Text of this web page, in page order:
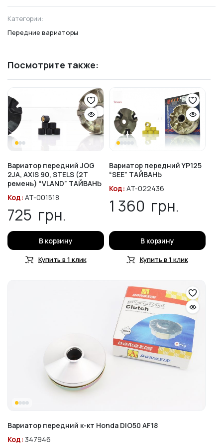
Категории:
Передние вариаторы
Посмотрите также:
Вариатор передний JOG
2JA, AXIS 90, STELS (2T
ремень) “VLAND” ТАЙВАНЬ
Код: AT-001518
725 грн.
В корзину
Купить в 1 клик
Вариатор передний YP125
“SEE” ТАЙВАНЬ
Код: AT-022436
1 360 грн.
В корзину
Купить в 1 клик
Вариатор передний к-кт Honda DIO50 AF18
Код: 347946